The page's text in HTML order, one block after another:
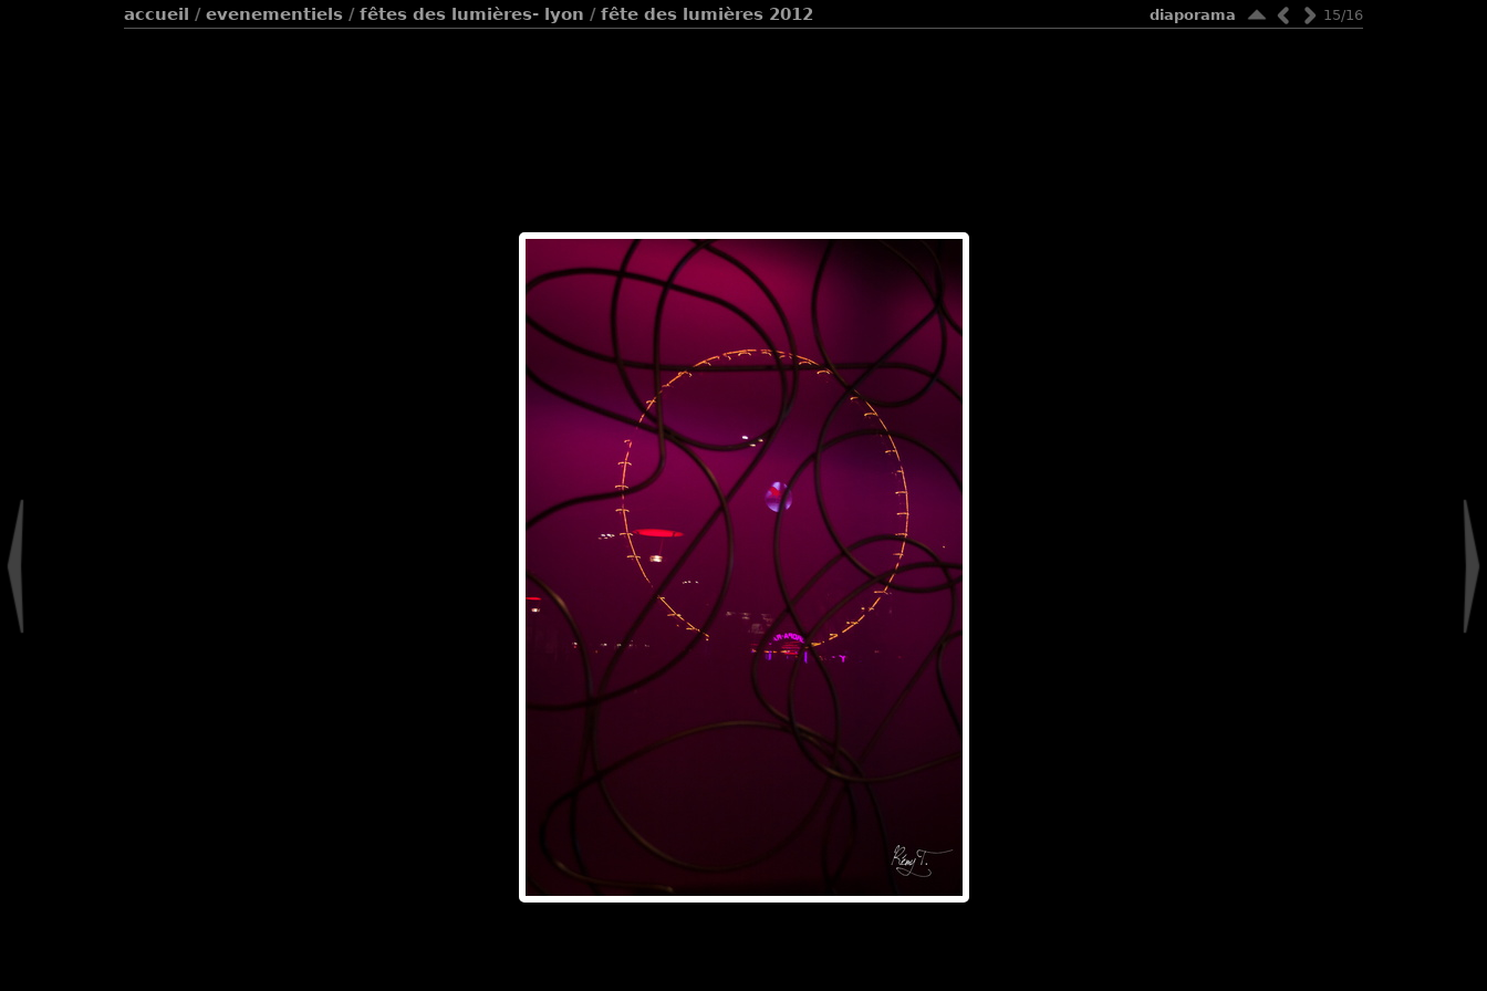
accueil / evenementiels / fêtes des lumières- lyon / fête des lumières 2012 15/16
diaporama